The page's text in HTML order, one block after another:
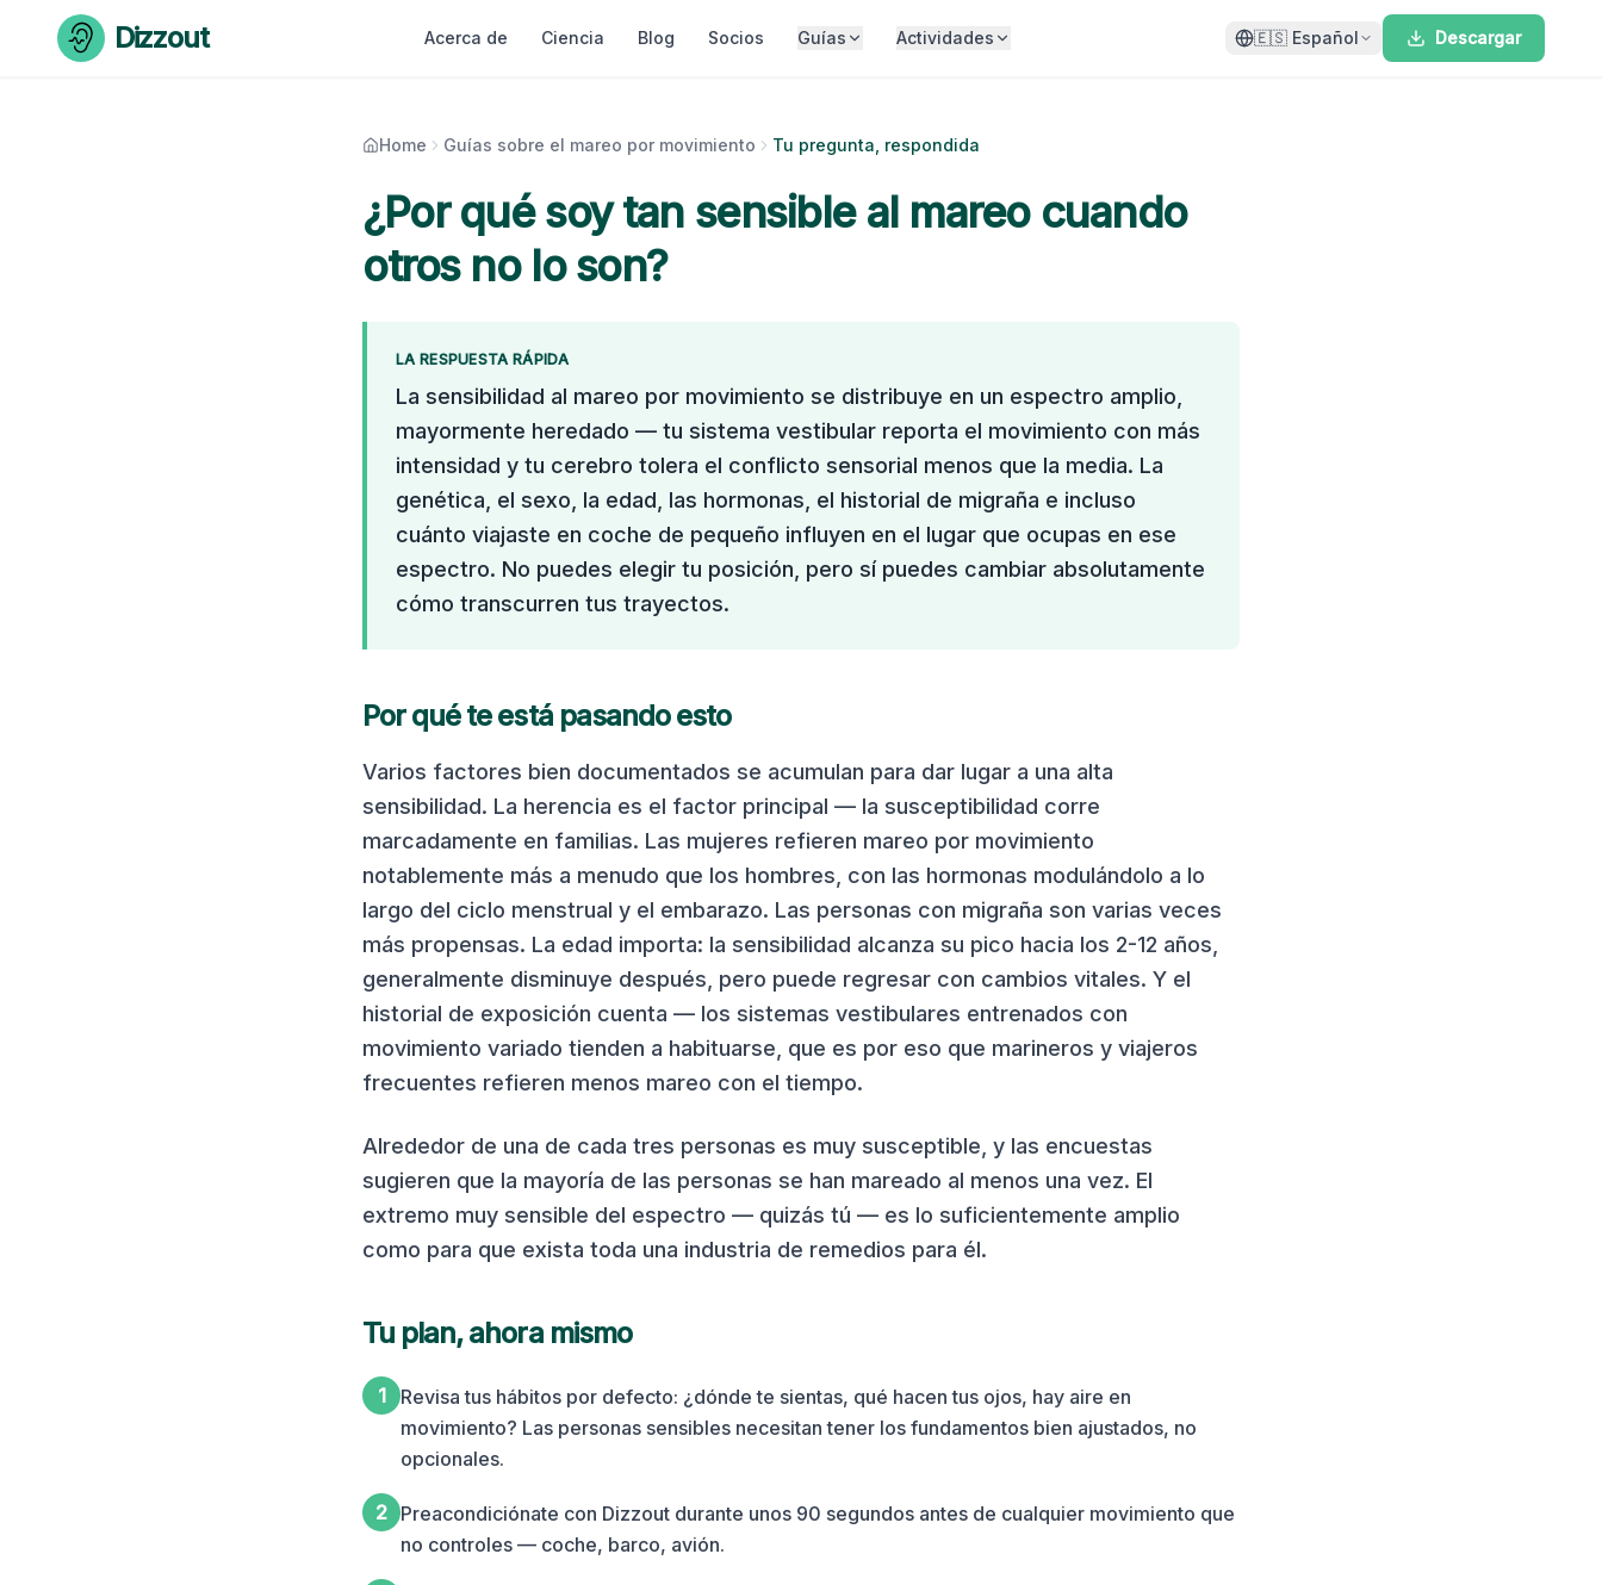
Skip to content
Dizzout Acerca de Ciencia Blog Socios Guías Actividades 🇪🇸 Español Descargar
Home Guías sobre el mareo por movimiento Tu pregunta, respondida
¿Por qué soy tan sensible al mareo cuando
otros no lo son?
LA RESPUESTA RÁPIDA
La sensibilidad al mareo por movimiento se distribuye en un espectro amplio,
mayormente heredado — tu sistema vestibular reporta el movimiento con más
intensidad y tu cerebro tolera el conflicto sensorial menos que la media. La
genética, el sexo, la edad, las hormonas, el historial de migraña e incluso
cuánto viajaste en coche de pequeño influyen en el lugar que ocupas en ese
espectro. No puedes elegir tu posición, pero sí puedes cambiar absolutamente
cómo transcurren tus trayectos.
Por qué te está pasando esto
Varios factores bien documentados se acumulan para dar lugar a una alta
sensibilidad. La herencia es el factor principal — la susceptibilidad corre
marcadamente en familias. Las mujeres refieren mareo por movimiento
notablemente más a menudo que los hombres, con las hormonas modulándolo a lo
largo del ciclo menstrual y el embarazo. Las personas con migraña son varias veces
más propensas. La edad importa: la sensibilidad alcanza su pico hacia los 2-12 años,
generalmente disminuye después, pero puede regresar con cambios vitales. Y el
historial de exposición cuenta — los sistemas vestibulares entrenados con
movimiento variado tienden a habituarse, que es por eso que marineros y viajeros
frecuentes refieren menos mareo con el tiempo.
Alrededor de una de cada tres personas es muy susceptible, y las encuestas
sugieren que la mayoría de las personas se han mareado al menos una vez. El
extremo muy sensible del espectro — quizás tú — es lo suficientemente amplio
como para que exista toda una industria de remedios para él.
Tu plan, ahora mismo
1
Revisa tus hábitos por defecto: ¿dónde te sientas, qué hacen tus ojos, hay aire en
movimiento? Las personas sensibles necesitan tener los fundamentos bien ajustados, no
opcionales.
2 Preacondiciónate con Dizzout durante unos 90 segundos antes de cualquier movimiento que
no controles — coche, barco, avión.